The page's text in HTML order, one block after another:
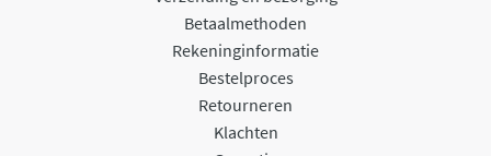
Betaalmethoden
Rekeninginformatie
Bestelproces
Retourneren
Klachten